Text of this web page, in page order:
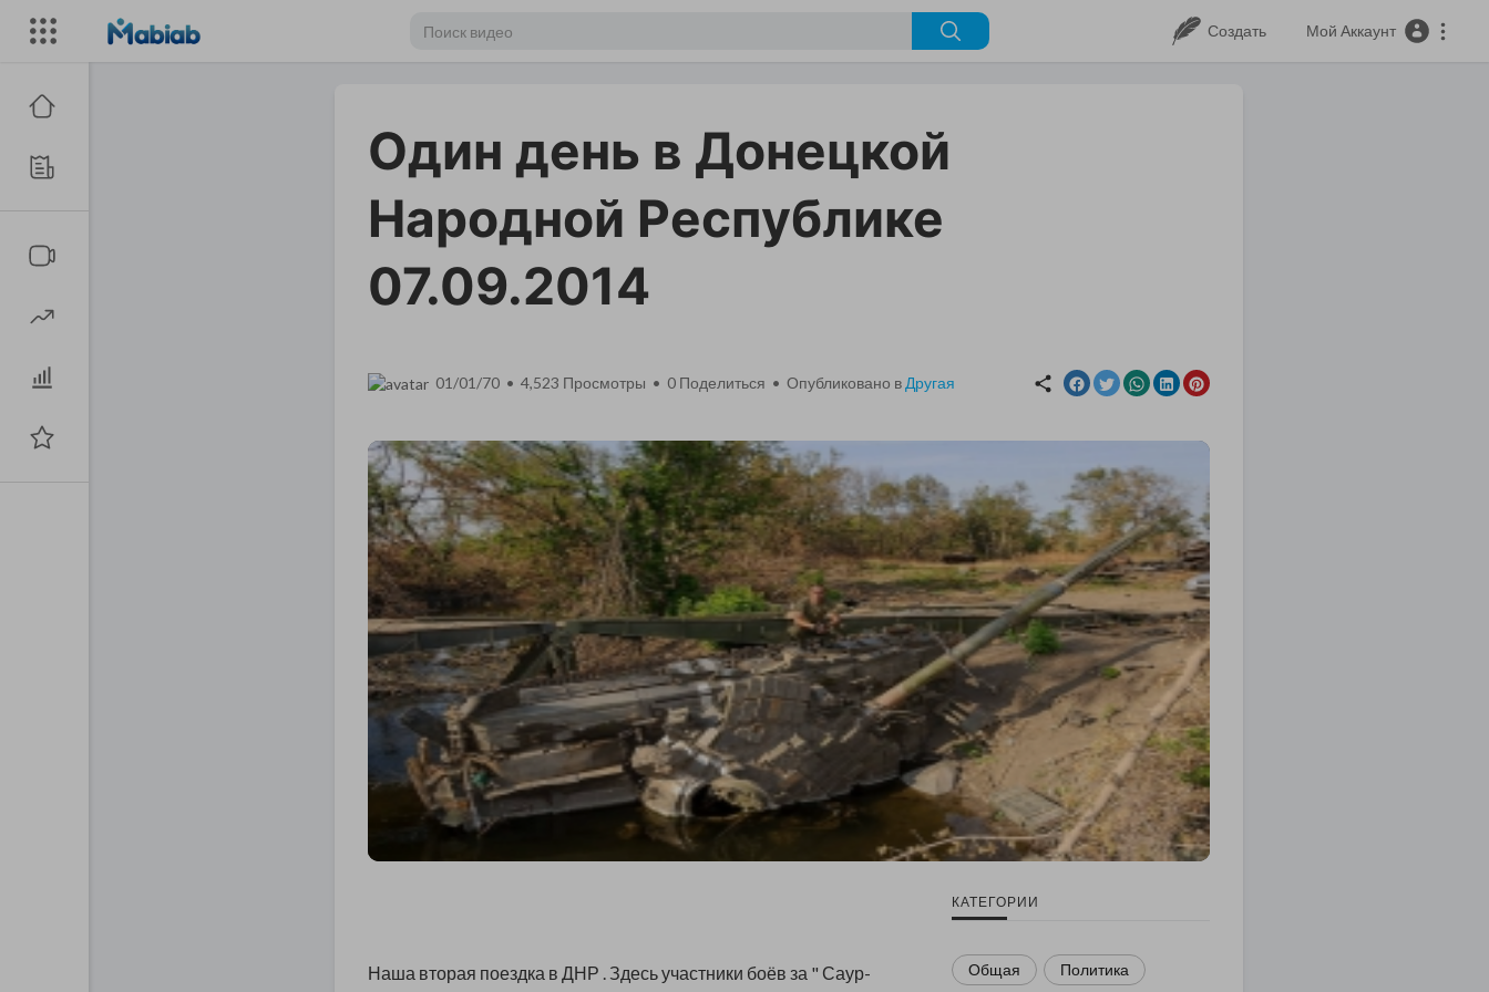
Создать Мой Аккаунт
Один день в Донецкой
Народной Республике
07.09.2014
01/01/70 • 4,523 Просмотры • 0 Поделиться • Опубликовано в Другая
Наша вторая поездка в ДНР . Здесь участники боёв за " Саур-
КАТЕГОРИИ
Общая Политика